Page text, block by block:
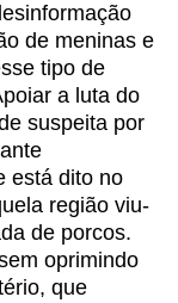
de meninas e
tipo de
a luta do
suspeita por
está dito no
região viu-
de porcos.
oprimindo
que